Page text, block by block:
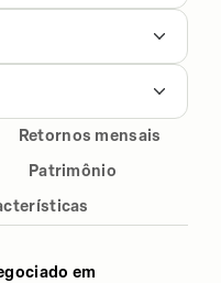
Retornos mensais
Patrimônio
em